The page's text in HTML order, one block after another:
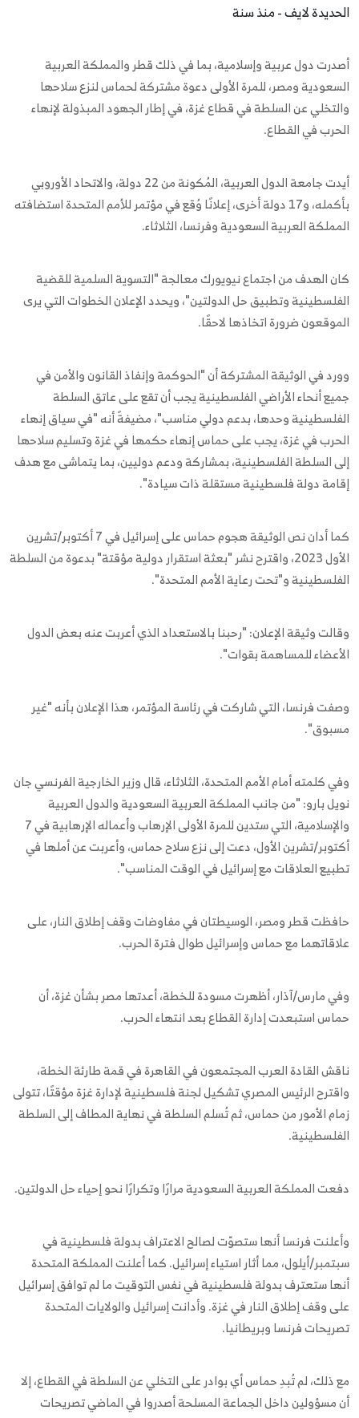
الحديدة لايف - منذ سنة
أصدرت دول عربية وإسلامية، بما في ذلك قطر والمملكة العربية
السعودية ومصر، للمرة الأولى دعوة مشتركة لحماس لنزع سلاحها
والتخلي عن السلطة في قطاع غزة، في إطار الجهود المبذولة لإنهاء
الحرب في القطاع.
أيدت جامعة الدول العربية، المُكونة من 22 دولة، والاتحاد الأوروبي
بأكمله، و17 دولة أخرى، إعلانًا وُقع في مؤتمر للأمم المتحدة استضافته
المملكة العربية السعودية وفرنسا، الثلاثاء.
كان الهدف من اجتماع نيويورك معالجة "التسوية السلمية للقضية
الفلسطينية وتطبيق حل الدولتين"، ويحدد الإعلان الخطوات التي يرى
الموقعون ضرورة اتخاذها لاحقًا.
وورد في الوثيقة المشتركة أن "الحوكمة وإنفاذ القانون والأمن في
جميع أنحاء الأراضي الفلسطينية يجب أن تقع على عاتق السلطة
الفلسطينية وحدها، بدعم دولي مناسب"، مضيفةً أنه "في سياق إنهاء
الحرب في غزة، يجب على حماس إنهاء حكمها في غزة وتسليم سلاحها
إلى السلطة الفلسطينية، بمشاركة ودعم دوليين، بما يتماشى مع هدف
إقامة دولة فلسطينية مستقلة ذات سيادة".
كما أدان نص الوثيقة هجوم حماس على إسرائيل في 7 أكتوبر/تشرين
الأول 2023، واقترح نشر "بعثة استقرار دولية مؤقتة" بدعوة من السلطة
الفلسطينية و"تحت رعاية الأمم المتحدة".
وقالت وثيقة الإعلان: "رحبنا بالاستعداد الذي أعربت عنه بعض الدول
الأعضاء للمساهمة بقوات".
وصفت فرنسا، التي شاركت في رئاسة المؤتمر، هذا الإعلان بأنه "غير
مسبوق".
وفي كلمته أمام الأمم المتحدة، الثلاثاء، قال وزير الخارجية الفرنسي جان
نويل بارو: "من جانب المملكة العربية السعودية والدول العربية
والإسلامية، التي ستدين للمرة الأولى الإرهاب وأعماله الإرهابية في 7
أكتوبر/تشرين الأول، دعت إلى نزع سلاح حماس، وأعربت عن أملها في
تطبيع العلاقات مع إسرائيل في الوقت المناسب".
حافظت قطر ومصر، الوسيطتان في مفاوضات وقف إطلاق النار، على
علاقاتهما مع حماس وإسرائيل طوال فترة الحرب.
وفي مارس/آذار، أظهرت مسودة للخطة، أعدتها مصر بشأن غزة، أن
حماس استبعدت إدارة القطاع بعد انتهاء الحرب.
ناقش القادة العرب المجتمعون في القاهرة في قمة طارئة الخطة،
واقترح الرئيس المصري تشكيل لجنة فلسطينية لإدارة غزة مؤقتًا، تتولى
زمام الأمور من حماس، ثم تُسلم السلطة في نهاية المطاف إلى السلطة
الفلسطينية.
دفعت المملكة العربية السعودية مرارًا وتكرارًا نحو إحياء حل الدولتين.
وأعلنت فرنسا أنها ستصوّت لصالح الاعتراف بدولة فلسطينية في
سبتمبر/أيلول، مما أثار استياء إسرائيل. كما أعلنت المملكة المتحدة
أنها ستعترف بدولة فلسطينية في نفس التوقيت ما لم توافق إسرائيل
على وقف إطلاق النار في غزة. وأدانت إسرائيل والولايات المتحدة
تصريحات فرنسا وبريطانيا.
مع ذلك، لم تُبدِ حماس أي بوادر على التخلي عن السلطة في القطاع، إلا
أن مسؤولين داخل الجماعة المسلحة أصدروا في الماضي تصريحات